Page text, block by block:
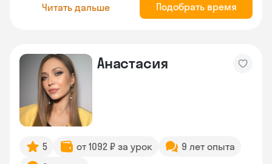
Читать дальше Подобрать время
Анастасия
5 от 1092 ₽ за урок
9 лет опыта